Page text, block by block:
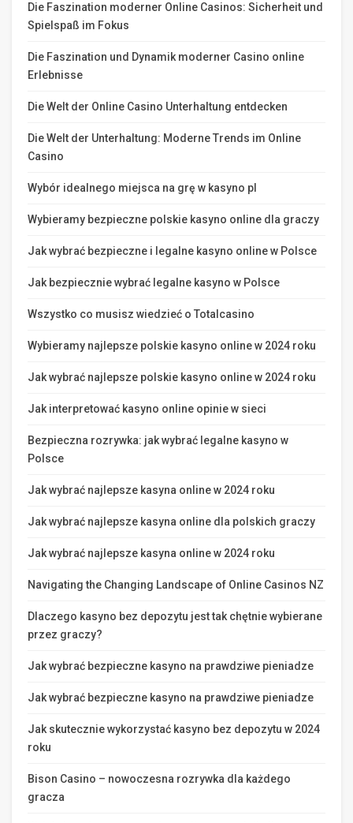
Die Faszination moderner Online Casinos: Sicherheit und
Spielspaß im Fokus
Die Faszination und Dynamik moderner Casino online
Erlebnisse
Die Welt der Online Casino Unterhaltung entdecken
Die Welt der Unterhaltung: Moderne Trends im Online
Casino
Wybór idealnego miejsca na grę w kasyno pl
Wybieramy bezpieczne polskie kasyno online dla graczy
Jak wybrać bezpieczne i legalne kasyno online w Polsce
Jak bezpiecznie wybrać legalne kasyno w Polsce
Wszystko co musisz wiedzieć o Totalcasino
Wybieramy najlepsze polskie kasyno online w 2024 roku
Jak wybrać najlepsze polskie kasyno online w 2024 roku
Jak interpretować kasyno online opinie w sieci
Bezpieczna rozrywka: jak wybrać legalne kasyno w
Polsce
Jak wybrać najlepsze kasyna online w 2024 roku
Jak wybrać najlepsze kasyna online dla polskich graczy
Jak wybrać najlepsze kasyna online w 2024 roku
Navigating the Changing Landscape of Online Casinos NZ
Dlaczego kasyno bez depozytu jest tak chętnie wybierane
przez graczy?
Jak wybrać bezpieczne kasyno na prawdziwe pieniadze
Jak wybrać bezpieczne kasyno na prawdziwe pieniadze
Jak skutecznie wykorzystać kasyno bez depozytu w 2024
roku
Bison Casino – nowoczesna rozrywka dla każdego
gracza